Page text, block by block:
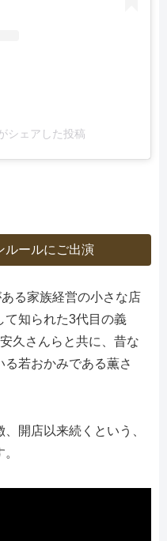
シェアした投稿
ルールにご出演
る家族経営の小さな店
て知られた3代目の義
久さんらと共に、昔な
若おかみである薫さ
開店以来続くという、